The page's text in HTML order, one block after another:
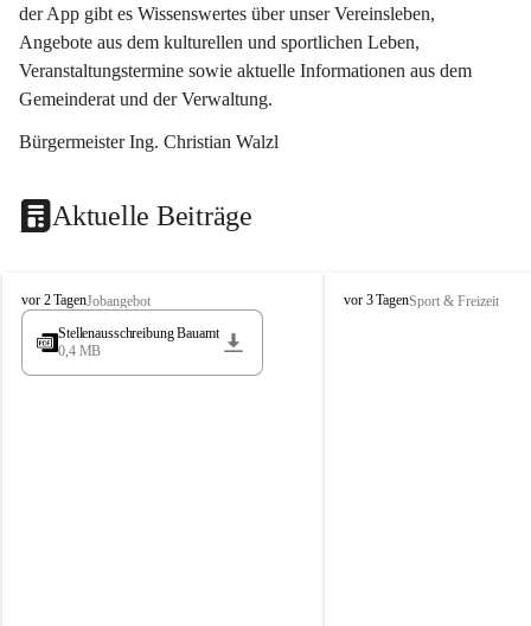
der App gibt es Wissenswertes über unser Vereinsleben,
Angebote aus dem kulturellen und sportlichen Leben,
Veranstaltungstermine sowie aktuelle Informationen aus dem
Gemeinderat und der Verwaltung.
Bürgermeister Ing. Christian Walzl
Aktuelle Beiträge
S
t
s
vor 2 TagenJobangebot
Stellenausschreibung Bauamt
0,4 MB
S
vor 3 TagenSport & Freizeit